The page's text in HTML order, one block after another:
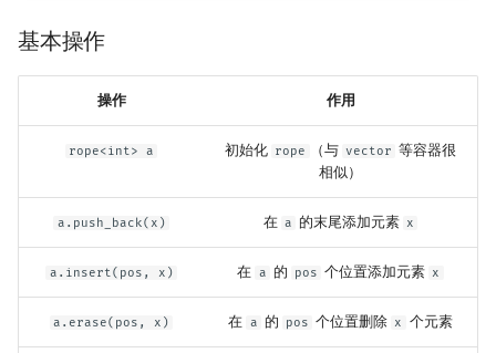
基本操作
操作 作用
rope<int> a 初始化 rope （与 vector 等容器很
相似）
a.push_back(x) 在 a 的末尾添加元素 x
a.insert(pos, x) 在 a 的 pos 个位置添加元素 x
a.erase(pos, x) 在 a 的 pos 个位置删除 x 个元素